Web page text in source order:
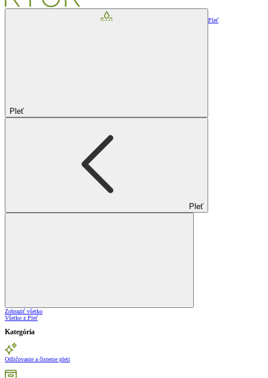
Pleť
Pleť
Pleť
Zobraziť všetko
Všetko z Pleť
Kategória
Odličovanie a čistenie pleti